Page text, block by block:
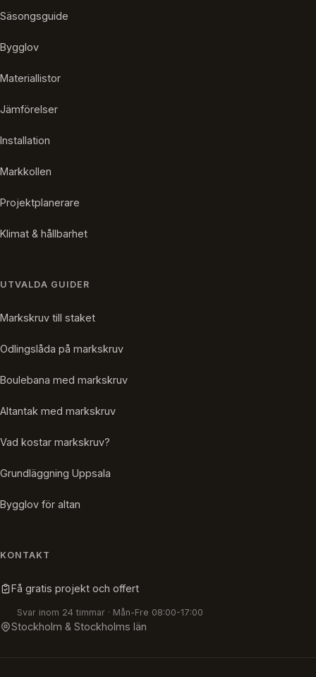
Säsongsguide
Bygglov
Materiallistor
Jämförelser
Installation
Markkollen
Projektplanerare
Klimat & hållbarhet
UTVALDA GUIDER
Markskruv till staket
Odlingslåda på markskruv
Boulebana med markskruv
Altantak med markskruv
Vad kostar markskruv?
Grundläggning Uppsala
Bygglov för altan
KONTAKT
Få gratis projekt och offert
Svar inom 24 timmar · Mån-Fre 08:00-17:00
Stockholm & Stockholms län